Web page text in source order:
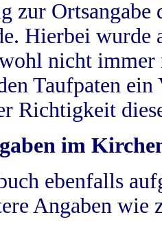
zur
Hierbei wurde
nicht
Taufpaten
Richtigkeit
im
ebenfalls
Angaben wie